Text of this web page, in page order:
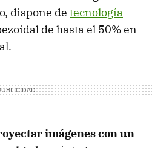
dispone de tecnología
de hasta el 50% en
imágenes con un